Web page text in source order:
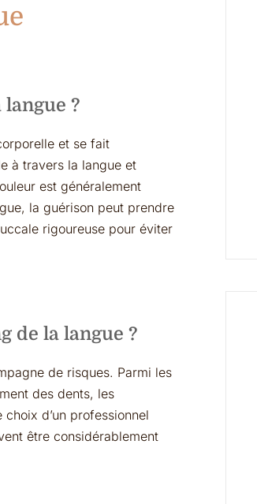
langue ?
et se fait
à travers la langue et
est généralement
la guérison peut prendre
rigoureuse pour éviter
de la langue ?
de risques. Parmi les
des dents, les
d’un professionnel
être considérablement